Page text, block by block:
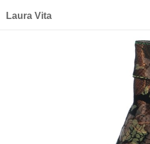
Laura Vita